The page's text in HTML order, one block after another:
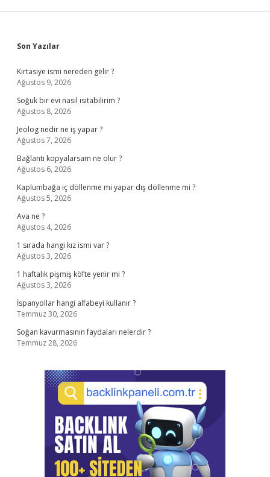
Sidebar
Son Yazılar
Kırtasiye ismi nereden gelir ?
Ağustos 9, 2026
Soğuk bir evi nasıl ısıtabilirim ?
Ağustos 8, 2026
Jeolog nedir ne iş yapar ?
Ağustos 7, 2026
Bağlantı kopyalarsam ne olur ?
Ağustos 6, 2026
Kaplumbağa iç döllenme mi yapar dış döllenme mi ?
Ağustos 5, 2026
Ava ne ?
Ağustos 4, 2026
1 sırada hangi kız ismi var ?
Ağustos 3, 2026
1 haftalık pişmiş köfte yenir mi ?
Ağustos 3, 2026
İspanyollar hangi alfabeyi kullanır ?
Temmuz 30, 2026
Soğan kavurmasının faydaları nelerdir ?
Temmuz 28, 2026